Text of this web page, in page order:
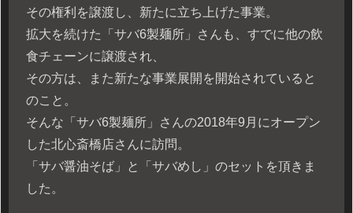
その権利を譲渡し、新たに立ち上げた事業。
拡大を続けた「サバ6製麺所」さんも、すでに他の飲
食チェーンに譲渡され、
その方は、また新たな事業展開を開始されていると
のこと。
そんな「サバ6製麺所」さんの2018年9月にオープン
した北心斎橋店さんに訪問。
「サバ醤油そば」と「サバめし」のセットを頂きま
した。